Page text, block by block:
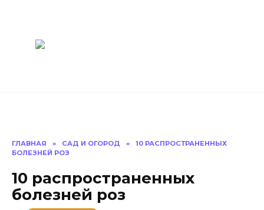
ГЛАВНАЯ » САД И ОГОРОД »
10 РАСПРОСТРАНЕННЫХ
БОЛЕЗНЕЙ РОЗ
10 распространенных
болезней роз